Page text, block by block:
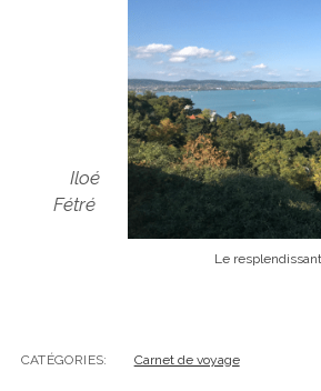
Le
Iloé
Fétré
CATÉGORIES: Carnet de voyage